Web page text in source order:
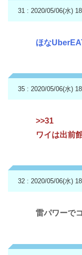
31 : 2020/05/06(水)
ほな
35 : 2020/05/06(水)
>>31
ワイは出前
32 : 2020/05/06(水)
雷パワーで